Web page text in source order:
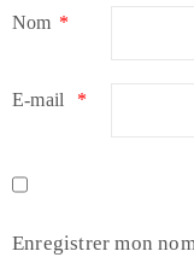
Nom *
E-mail *
Enregistrer mon